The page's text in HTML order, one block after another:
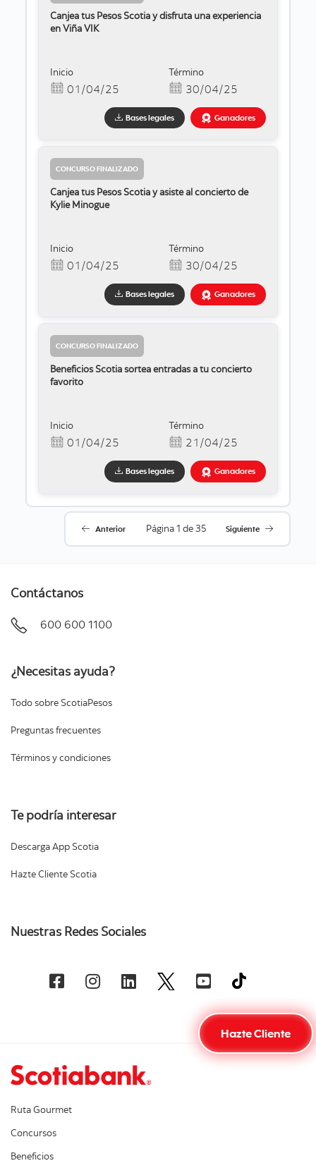
Hazte Cliente
Canjea tus Pesos Scotia y disfruta una experiencia
en Viña VIK
Inicio
01/04/25
Término
30/04/25
Bases legales Ganadores
CONCURSO FINALIZADO
Canjea tus Pesos Scotia y asiste al concierto de
Kylie Minogue
Inicio
01/04/25
Término
30/04/25
Bases legales Ganadores
CONCURSO FINALIZADO
Beneficios Scotia sortea entradas a tu concierto
favorito
Inicio
01/04/25
Término
21/04/25
Bases legales Ganadores
Anterior Página 1 de 35 Siguiente
Contáctanos
600 600 1100
¿Necesitas ayuda?
Todo sobre ScotiaPesos
Preguntas frecuentes
Términos y condiciones
Te podría interesar
Descarga App Scotia
Hazte Cliente Scotia
Nuestras Redes Sociales
Ruta Gourmet
Concursos
Beneficios